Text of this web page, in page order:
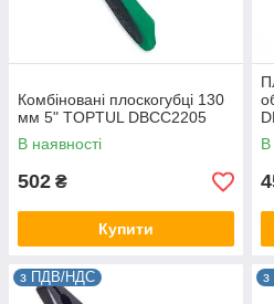
Комбіновані плоскогубці 130
мм 5" TOPTUL DBCC2205
В наявності
502 ₴
Купити
В
з ПДВ/НДС